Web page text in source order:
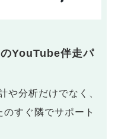
YouTube伴走パ
や分析だけでなく、
すぐ隣でサポート